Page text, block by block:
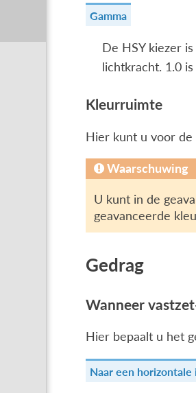
Gamma
De HSY kiezer
lichtkracht. 1.0
Kleurruimte
Hier kunt u voor de
Waarschuwing
U kunt in de
geavanceerde
Gedrag
Wanneer
Hier bepaalt u het
Naar een